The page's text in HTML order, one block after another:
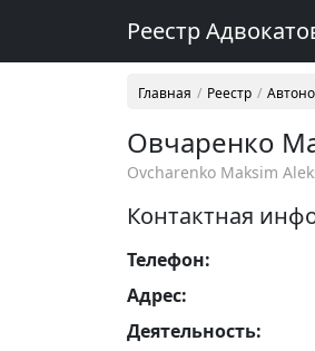
Реестр
Главная Реестр
Овчаренко
Ovcharenko Maksim
Контактная
Телефон:
Адрес:
Деятельность: